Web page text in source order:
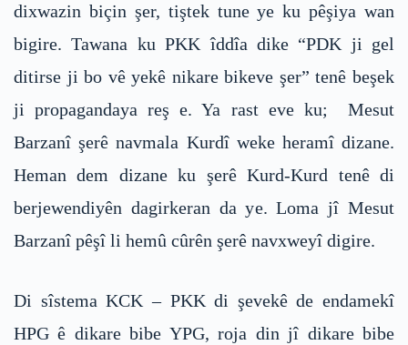
dixwazin biçin şer, tiştek tune ye ku pêşiya wan
bigire. Tawana ku PKK îddîa dike “PDK ji gel
ditirse ji bo vê yekê nikare bikeve şer” tenê beşek
ji propagandaya reş e. Ya rast eve ku; Mesut
Barzanî şerê navmala Kurdî weke heramî dizane.
Heman dem dizane ku şerê Kurd-Kurd tenê di
berjewendiyên dagirkeran da ye. Loma jî Mesut
Barzanî pêşî li hemû cûrên şerê navxweyî digire.
Di sîstema KCK – PKK di şevekê de endamekî
HPG ê dikare bibe YPG, roja din jî dikare bibe